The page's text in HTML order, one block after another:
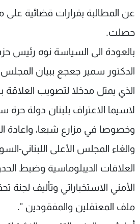
عن المطالبة بقرارات قضائية
حصلت.
بالعودة الى السياسة نوه رئيس حزب
الدكتور سمير جعجع ببيان
الذي يمثل مدخلا لتصويب العلاقة
لاسيما الاعتراف بلبنان دولة حرة
وخصوصا في مزارع شبعا، واعادة
والغاء المجلس الأعلى اللبناني-
العلاقات الديبلوماسية وضبط
الأمني الاستخباراتي وتأليف لجنة
ملف المعتقلين والمفقودين ".